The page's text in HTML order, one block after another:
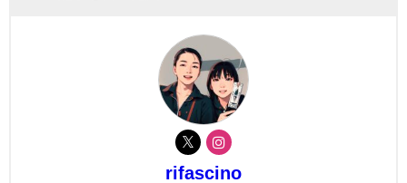
rifascino